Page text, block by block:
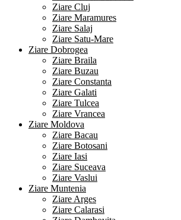
Ziare Cluj
Ziare Maramures
Ziare Salaj
Ziare Satu-Mare
Ziare Dobrogea
Ziare Braila
Ziare Buzau
Ziare Constanta
Ziare Galati
Ziare Tulcea
Ziare Vrancea
Ziare Moldova
Ziare Bacau
Ziare Botosani
Ziare Iasi
Ziare Suceava
Ziare Vaslui
Ziare Muntenia
Ziare Arges
Ziare Calarasi